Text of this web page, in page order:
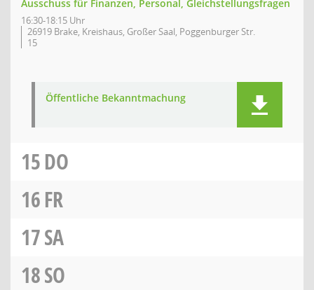
Ausschuss für Finanzen, Personal, Gleichstellungsfragen
16:30-18:15 Uhr
26919 Brake, Kreishaus, Großer Saal, Poggenburger Str.
15
Öffentliche Bekanntmachung
15DO
16FR
17SA
18SO